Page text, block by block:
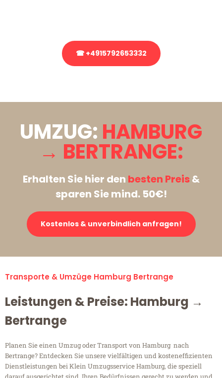
☎ +4915792653332
UMZUG: HAMBURG
→ BERTRANGE:
Erhalten Sie hier den besten Preis&
sparen Sie mind. 50€!
Kostenlos & unverbindlich anfragen!
Transporte & Umzüge Hamburg Bertrange
Leistungen & Preise: Hamburg →
Bertrange
Planen Sie einen Umzug oder Transport von Hamburg nach
Bertrange? Entdecken Sie unsere vielfältigen und kosteneffizienten
Dienstleistungen bei Klein Umzugsservice Hamburg, die speziell